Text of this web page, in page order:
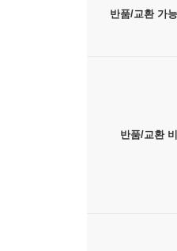
반품/교환 가
반품/교환